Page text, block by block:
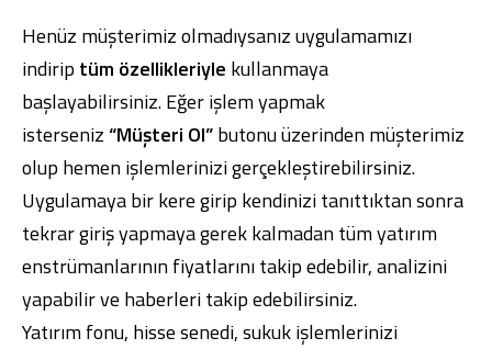
Tarım Finansmanı
Leasing
Yatırım
Henüz müşterimiz olmadıysanız uygulamamızı
indirip tüm özellikleriyle kullanmaya
başlayabilirsiniz. Eğer işlem yapmak
isterseniz “Müşteri Ol”butonu üzerinden müşterimiz
olup hemen işlemlerinizi gerçekleştirebilirsiniz.
Uygulamaya bir kere girip kendinizi tanıttıktan sonra
tekrar giriş yapmaya gerek kalmadan tüm yatırım
enstrümanlarının fiyatlarını takip edebilir, analizini
yapabilir ve haberleri takip edebilirsiniz.
Yatırım fonu, hisse senedi, sukuk işlemlerinizi